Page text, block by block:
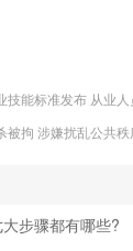
技能标准发布 从业
被拘 涉嫌扰乱公共秩
步骤都有哪些?